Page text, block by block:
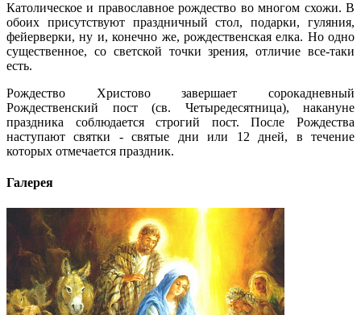
Католическое и православное рождество во многом схожи. В
обоих присутствуют праздничный стол, подарки, гуляния,
фейерверки, ну и, конечно же, рождественская елка. Но одно
существенное, со светской точки зрения, отличие все-таки
есть.
Рождество Христово завершает сорокадневный
Рождественский пост (св. Четыредесятница), накануне
праздника соблюдается строгий пост. После Рождества
наступают святки - святые дни или 12 дней, в течение
которых отмечается праздник.
Галерея